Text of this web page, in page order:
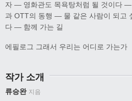
자 — 영화관도 목욕탕처럼 될 것이다
과 OTT의 동행 — 물 같은 사람이 되고
다 — 함께 가는 길
에필로그 그래서 우리는 어디로 가는가
작가 소개
류승완 지음